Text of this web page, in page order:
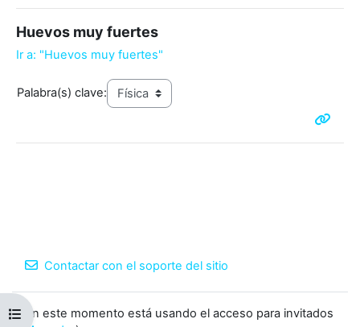
Abrir índice del curso
Huevos muy fuertes
Ir a: "Huevos muy fuertes"
Palabra(s) clave:
Contactar con el soporte del sitio
En este momento está usando el acceso para invitados